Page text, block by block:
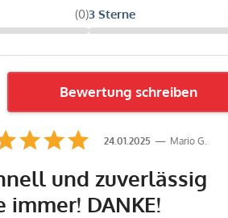
(0)3 Sterne
Bewertung schreiben
Mario G.
24.01.2025
und zuverlässig
immer! DANKE!